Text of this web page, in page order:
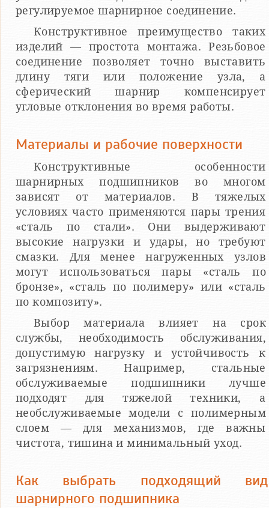
регулируемое шарнирное соединение.
Конструктивное преимущество таких
изделий — простота монтажа. Резьбовое
соединение позволяет точно выставить
длину тяги или положение узла, а
сферический шарнир компенсирует
угловые отклонения во время работы.
Материалы и рабочие поверхности
Конструктивные особенности
шарнирных подшипников во многом
зависят от материалов. В тяжелых
условиях часто применяются пары трения
«сталь по стали». Они выдерживают
высокие нагрузки и удары, но требуют
смазки. Для менее нагруженных узлов
могут использоваться пары «сталь по
бронзе», «сталь по полимеру» или «сталь
по композиту».
Выбор материала влияет на срок
службы, необходимость обслуживания,
допустимую нагрузку и устойчивость к
загрязнениям. Например, стальные
обслуживаемые подшипники лучше
подходят для тяжелой техники, а
необслуживаемые модели с полимерным
слоем — для механизмов, где важны
чистота, тишина и минимальный уход.
Как выбрать подходящий вид
шарнирного подшипника